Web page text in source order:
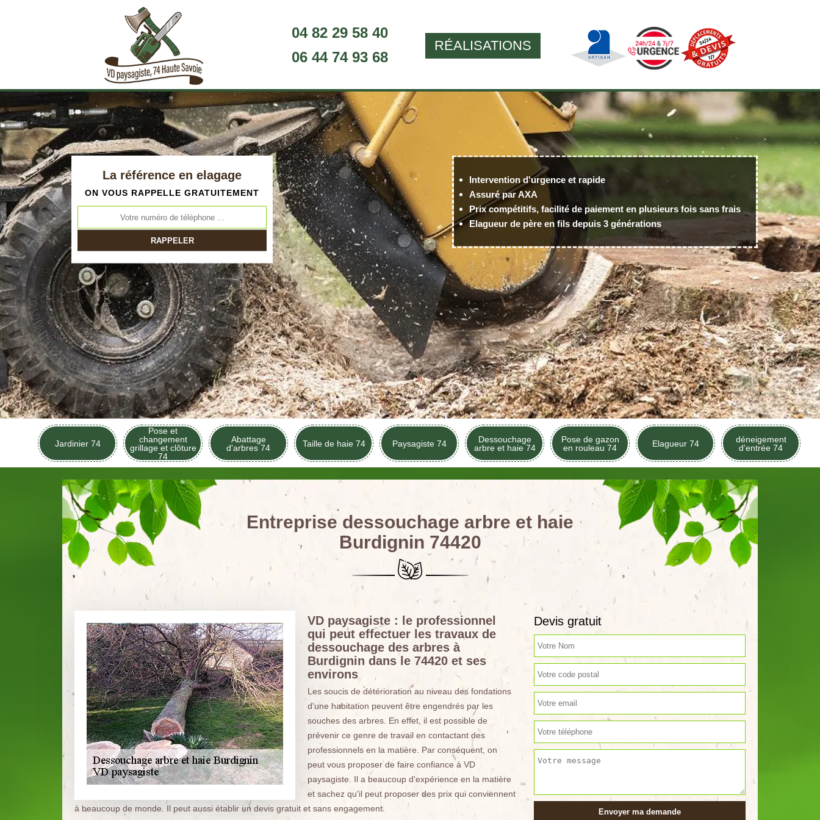
04 82 29 58 40
06 44 74 93 68
RÉALISATIONS
La référence en elagage
ON VOUS RAPPELLE GRATUITEMENT
Intervention d'urgence et rapide
Assuré par AXA
Prix compétitifs, facilité de paiement en plusieurs fois sans frais
Elagueur de père en fils depuis 3 générations
Jardinier 74
Pose et
changement
grillage et clôture
74
Abattage
d'arbres 74
Taille de haie 74 Paysagiste 74
Dessouchage
arbre et haie 74
Pose de gazon
en rouleau 74
Elagueur 74
déneigement
d'entrée 74
Entreprise dessouchage arbre et haie
Burdignin 74420
VD paysagiste : le professionnel
qui peut effectuer les travaux de
dessouchage des arbres à
Burdignin dans le 74420 et ses
environs
Les soucis de détérioration au niveau des fondations
d'une habitation peuvent être engendrés par les
souches des arbres. En effet, il est possible de
prévenir ce genre de travail en contactant des
professionnels en la matière. Par conséquent, on
peut vous proposer de faire confiance à VD
paysagiste. Il a beaucoup d'expérience en la matière
et sachez qu'il peut proposer des prix qui conviennent
à beaucoup de monde. Il peut aussi établir un devis gratuit et sans engagement.
Devis gratuit